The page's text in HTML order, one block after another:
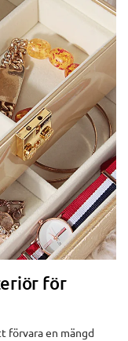
för
förvara en mängd